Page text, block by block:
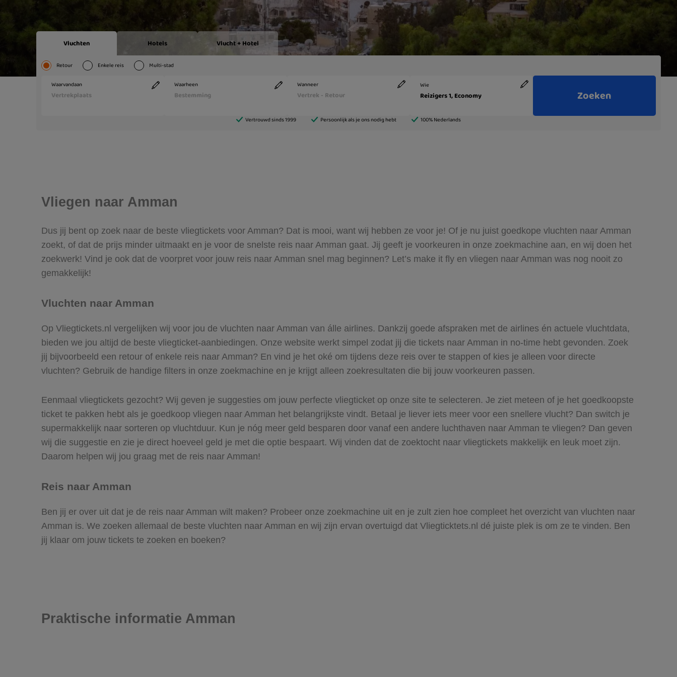
Vliegen naar Amman
Dus jij bent op zoek naar de beste vliegtickets voor Amman? Dat is mooi, want wij hebben ze voor je! Of je nu juist goedkope vluchten naar Amman
zoekt, of dat de prijs minder uitmaakt en je voor de snelste reis naar Amman gaat. Jij geeft je voorkeuren in onze zoekmachine aan, en wij doen het
zoekwerk! Vind je ook dat de voorpret voor jouw reis naar Amman snel mag beginnen? Let’s make it fly en vliegen naar Amman was nog nooit zo
gemakkelijk!
Vluchten naar Amman
Op Vliegtickets.nl vergelijken wij voor jou de vluchten naar Amman van álle airlines. Dankzij goede afspraken met de airlines én actuele vluchtdata,
bieden we jou altijd de beste vliegticket-aanbiedingen. Onze website werkt simpel zodat jij die tickets naar Amman in no-time hebt gevonden. Zoek
jij bijvoorbeeld een retour of enkele reis naar Amman? En vind je het oké om tijdens deze reis over te stappen of kies je alleen voor directe
vluchten? Gebruik de handige filters in onze zoekmachine en je krijgt alleen zoekresultaten die bij jouw voorkeuren passen.
Eenmaal vliegtickets gezocht? Wij geven je suggesties om jouw perfecte vliegticket op onze site te selecteren. Je ziet meteen of je het goedkoopste
ticket te pakken hebt als je goedkoop vliegen naar Amman het belangrijkste vindt. Betaal je liever iets meer voor een snellere vlucht? Dan switch je
supermakkelijk naar sorteren op vluchtduur. Kun je nóg meer geld besparen door vanaf een andere luchthaven naar Amman te vliegen? Dan geven
wij die suggestie en zie je direct hoeveel geld je met die optie bespaart. Wij vinden dat de zoektocht naar vliegtickets makkelijk en leuk moet zijn.
Daarom helpen wij jou graag met de reis naar Amman!
Reis naar Amman
Ben jij er over uit dat je de reis naar Amman wilt maken? Probeer onze zoekmachine uit en je zult zien hoe compleet het overzicht van vluchten naar
Amman is. We zoeken allemaal de beste vluchten naar Amman en wij zijn ervan overtuigd dat Vliegticktets.nl dé juiste plek is om ze te vinden. Ben
jij klaar om jouw tickets te zoeken en boeken?
Praktische informatie Amman